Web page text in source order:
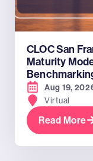
CLOC San
Maturity
Aug 19,
Virtual
Read More